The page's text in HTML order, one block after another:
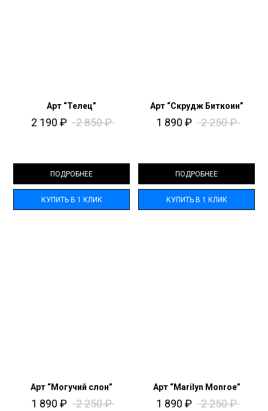
Арт “Телец”
2 190 ₽ 2 850₽
ПОДРОБНЕЕ
КУПИТЬ В 1 КЛИК
Арт “Скрудж Биткоин”
1 890 ₽ 2 250₽
ПОДРОБНЕЕ
КУПИТЬ В 1 КЛИК
Арт “Могучий слон”
1 890 ₽ 2 250₽
Арт “Marilyn Monroe”
1 890 ₽ 2 250₽